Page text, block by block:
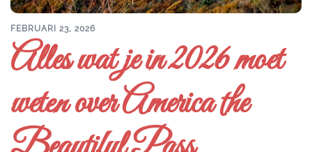
FEBRUARI 23, 2026
Alles wat je in 2026 moet
weten over America the